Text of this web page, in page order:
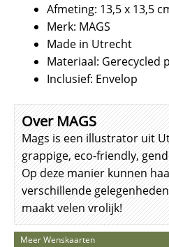
Afmeting: 13,5 x 13,5
Merk: MAGS
Made in Utrecht
Materiaal: Gerecycled
Inclusief: Envelop
Over MAGS
Mags is een illustrator uit
grappige, eco-friendly,
Op deze manier kunnen
verschillende
maakt velen vrolijk!
Meer Wenskaarten